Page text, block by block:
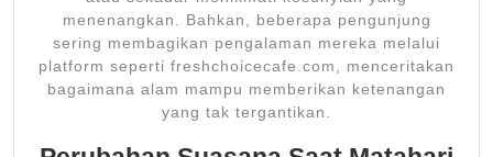
menenangkan. Bahkan, beberapa pengunjung
sering membagikan pengalaman mereka melalui
platform seperti freshchoicecafe.com, menceritakan
bagaimana alam mampu memberikan ketenangan
yang tak tergantikan.